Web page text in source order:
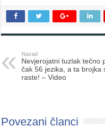
Nazad
Nevjerojatni tuzlak tečno
čak 56 jezika, a ta brojka
raste! – Video
Povezani članci